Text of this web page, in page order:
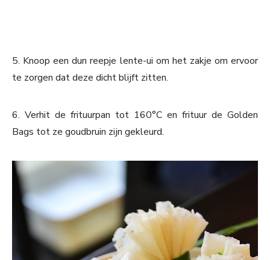
5. Knoop een dun reepje lente-ui om het zakje om ervoor
te zorgen dat deze dicht blijft zitten.
6. Verhit de frituurpan tot 160°C en frituur de Golden
Bags tot ze goudbruin zijn gekleurd.